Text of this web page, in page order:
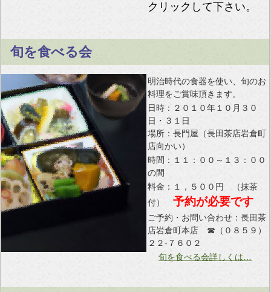
クリックして下さい。
旬を食べる会
明治時代の食器を使い、旬のお
料理をご賞味頂きます。
日時：２０１０年１０月３０
日・３１日
場所：長門屋（長田茶店岩倉町
店向かい）
時間：１１：００～１３：００
の間
料金：１，５００円 （抹茶
付） 予約が必要です
ご予約・お問い合わせ：長田茶
店岩倉町本店 ☎（０８５９）
２２-７６０２
旬を食べる会詳しくは…